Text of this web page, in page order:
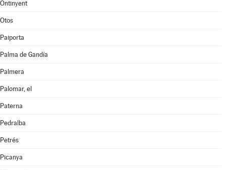
Ontinyent
Otos
Paiporta
Palma de Gandía
Palmera
Palomar, el
Paterna
Pedralba
Petrés
Picanya